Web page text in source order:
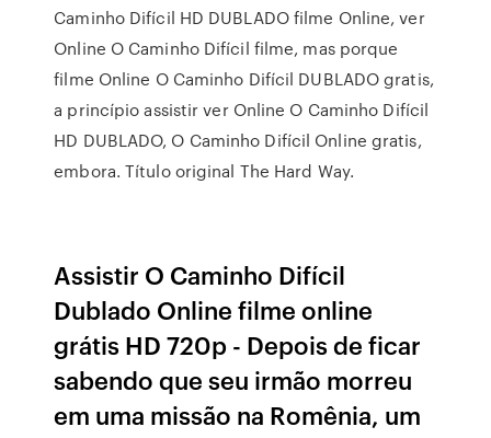
Caminho Difícil HD DUBLADO filme Online, ver
Online O Caminho Difícil filme, mas porque
filme Online O Caminho Difícil DUBLADO gratis,
a princípio assistir ver Online O Caminho Difícil
HD DUBLADO, O Caminho Difícil Online gratis,
embora. Título original The Hard Way.
Assistir O Caminho Difícil
Dublado Online filme online
grátis HD 720p - Depois de ficar
sabendo que seu irmão morreu
em uma missão na Romênia, um